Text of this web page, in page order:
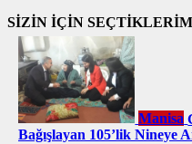
SİZİN İÇİN
Manisa
Bağışlayan 105’lik Nineye